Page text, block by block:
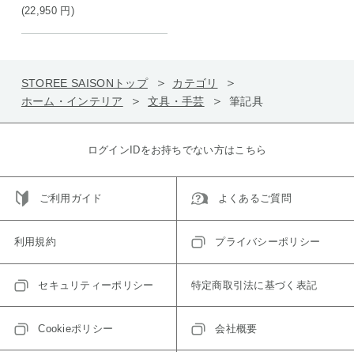
(22,950 円 )
STOREE SAISONトップ
カテゴリ
ホーム・インテリア
文具・手芸 筆記具
ログインIDをお持ちでない方はこちら
ご利用ガイド よくあるご質問
利用規約 プライバシーポリシー
セキュリティーポリシー 特定商取引法に基づく表記
Cookieポリシー 会社概要